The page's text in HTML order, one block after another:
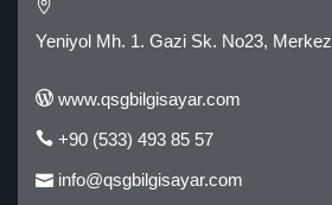
Yeniyol Mh. 1. Gazi Sk. No23,
www.qsgbilgisayar.com
+90 (533) 493 85 57
info@qsgbilgisayar.com